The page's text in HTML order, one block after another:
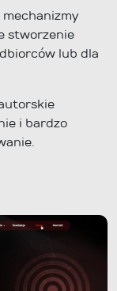
stworzenie
lub dla
i bardzo